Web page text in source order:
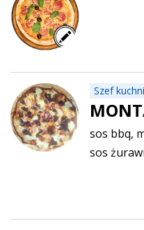
Szef
sos bbq,
sos